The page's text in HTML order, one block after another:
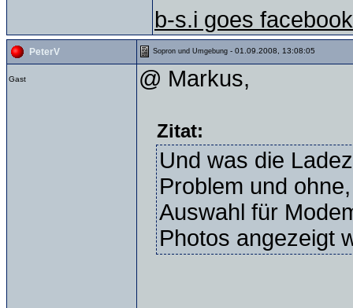
b-s.i goes facebook
PeterV Sopron und Umgebung - 01.09.2008, 13:08:05
Gast @ Markus,
Zitat:
Und was die
Problem und
Auswahl für
Photos angezeigt